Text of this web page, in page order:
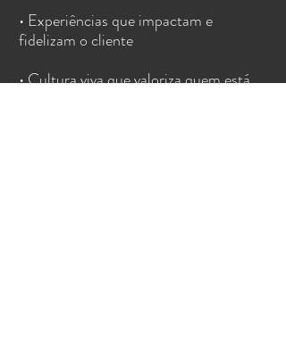
• Experiências que impactam e
fidelizam o cliente
• Cultura viva que valoriza quem está